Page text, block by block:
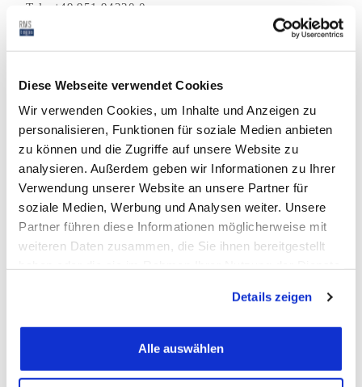
Diese Webseite verwendet Cookies
Wir verwenden Cookies, um Inhalte und Anzeigen zu
personalisieren, Funktionen für soziale Medien anbieten
zu können und die Zugriffe auf unsere Website zu
analysieren. Außerdem geben wir Informationen zu Ihrer
Verwendung unserer Website an unsere Partner für
soziale Medien, Werbung und Analysen weiter. Unsere
Partner führen diese Informationen möglicherweise mit
weiteren Daten zusammen, die Sie ihnen bereitgestellt
Details zeigen
Alle auswählen
Tel.: +49 951 94220-0
Fax: +49 951 94220-74
Mail: info@rmstegos.de
Eva Wismath
Registergericht: Amtsgericht Bamberg,
UST-ID: DE134178478
RMS-systems Datenverarbeitungs GmbH
Kronacher Straße 92
Mail: info@rmstegos.de
RMS-systems Datenverarbeitungs GmbH
Geschäftsführer: Werner Seuberth